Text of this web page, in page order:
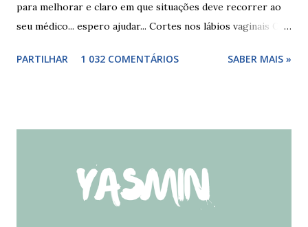
para melhorar e claro em que situações deve recorrer ao
seu médico... espero ajudar... Cortes nos lábios vaginais Os
surgir devido às relações sexuais (gestos ou actos mais
nos lábios vaginais A mulher deve suspender as relações
sexuais durante 4 dias, aplicar pomada pastosa de vitamina
PARTILHAR 1 032 COMENTÁRIOS SABER MAIS »